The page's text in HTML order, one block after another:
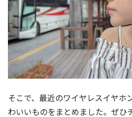
そこで、最近のワイヤレスイヤホ
わいいものをまとめました。ぜひ